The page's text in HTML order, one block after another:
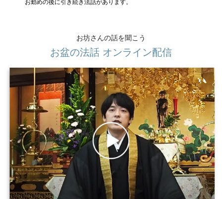
お勤めの後に引き続き法話があります。
お坊さんの話を聞こう
お盆の法話 オンライン配信